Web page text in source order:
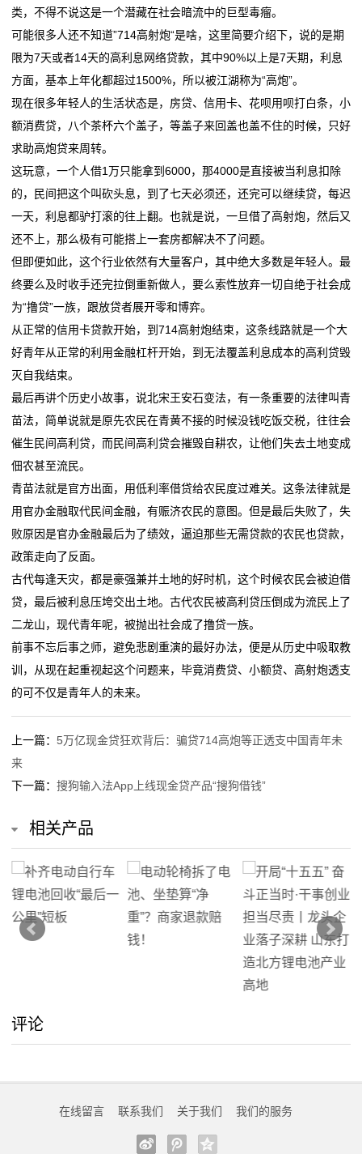
类，不得不说这是一个潜藏在社会暗流中的巨型毒瘤。
可能很多人还不知道”714高射炮“是啥，这里简要介绍下，说的是期
限为7天或者14天的高利息网络贷款，其中90%以上是7天期，利息
方面，基本上年化都超过1500%，所以被江湖称为“高炮”。
现在很多年轻人的生活状态是，房贷、信用卡、花呗用呗打白条，小
额消费贷，八个茶杯六个盖子，等盖子来回盖也盖不住的时候，只好
求助高炮贷来周转。
这玩意，一个人借1万只能拿到6000，那4000是直接被当利息扣除
的，民间把这个叫砍头息，到了七天必须还，还完可以继续贷，每迟
一天，利息都驴打滚的往上翻。也就是说，一旦借了高射炮，然后又
还不上，那么极有可能搭上一套房都解决不了问题。
但即便如此，这个行业依然有大量客户，其中绝大多数是年轻人。最
终要么及时收手还完拉倒重新做人，要么索性放弃一切自绝于社会成
为“撸贷”一族，跟放贷者展开零和博弈。
从正常的信用卡贷款开始，到714高射炮结束，这条线路就是一个大
好青年从正常的利用金融杠杆开始，到无法覆盖利息成本的高利贷毁
灭自我结束。
最后再讲个历史小故事，说北宋王安石变法，有一条重要的法律叫青
苗法，简单说就是原先农民在青黄不接的时候没钱吃饭交税，往往会
催生民间高利贷，而民间高利贷会摧毁自耕农，让他们失去土地变成
佃农甚至流民。
青苗法就是官方出面，用低利率借贷给农民度过难关。这条法律就是
用官办金融取代民间金融，有赈济农民的意图。但是最后失败了，失
败原因是官办金融最后为了绩效，逼迫那些无需贷款的农民也贷款，
政策走向了反面。
古代每逢天灾，都是豪强兼并土地的好时机，这个时候农民会被迫借
贷，最后被利息压垮交出土地。古代农民被高利贷压倒成为流民上了
二龙山，现代青年呢，被抛出社会成了撸贷一族。
前事不忘后事之师，避免悲剧重演的最好办法，便是从历史中吸取教
训，从现在起重视起这个问题来，毕竟消费贷、小额贷、高射炮透支
的可不仅是青年人的未来。
上一篇： 5万亿现金贷狂欢背后：骗贷714高炮等正透支中国青年未
来
下一篇： 搜狗输入法App上线现金贷产品“搜狗借钱”
相关产品
评论
在线留言 联系我们 关于我们 我们的服务